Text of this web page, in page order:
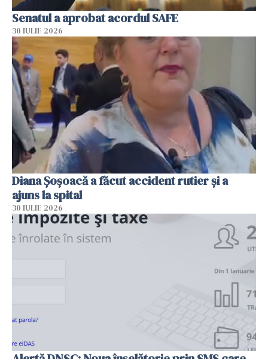
Senatul a aprobat acordul SAFE
30 IULIE 2026
Diana Șoșoacă a făcut accident rutier și a
ajuns la spital
30 IULIE 2026